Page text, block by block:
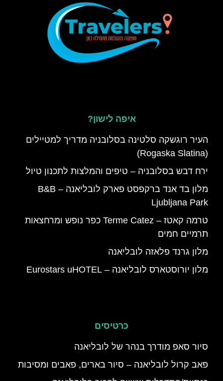
איפה לישון?
העיר רוגשקה סלטינה בסלובניה מדריך למטיילים
(Rogaska Slatina)
ירח דבש בסלובניה – טיפים והמלצות לתכנון טיול
מלון בד אנד ברקפסט פארק לובליאנה – B&B
Ljubljana Park
טרמה קאטז – Terme Catez כפר נופש ומרחצאות
תרמיים חמים
מלון גרנד פלאזה לובליאנה
מלון יורוסטארס לובליאנה – Eurostars uHOTEL
כרטיסים
סיור סאפ מודרך בנהר של לובליאנה
פאב קרול לובליאנה – סיור בארים, פאבים ומסיבות